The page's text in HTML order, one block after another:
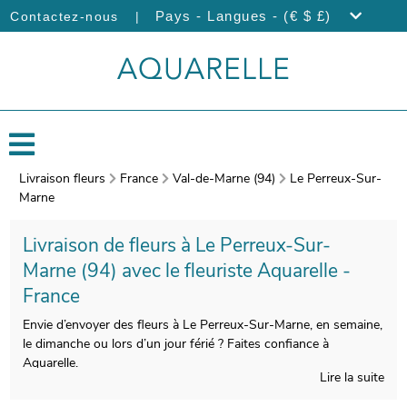
Contactez-nous | Pays - Langues - (€ $ £)
Livraison fleurs France Val-de-Marne (94)
Le Perreux-Sur-
Marne
Livraison de fleurs à Le Perreux-Sur-
Marne (94) avec le fleuriste Aquarelle -
France
Envie d’envoyer des fleurs à Le Perreux-Sur-Marne, en semaine,
le dimanche ou lors d’un jour férié ? Faites confiance à
Aquarelle.
Lire la suite